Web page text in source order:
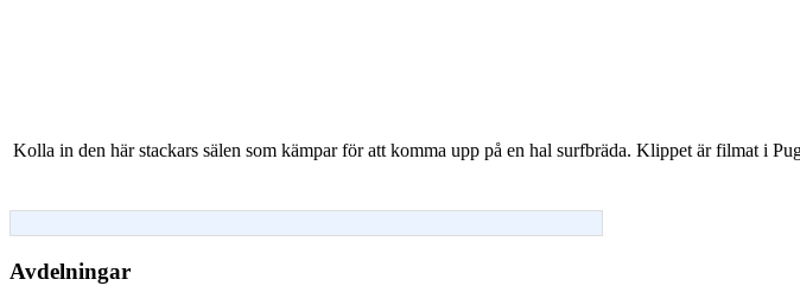
Kolla in den här stackars sälen som kämpar för att komma upp på en hal surfbräda. Klippet är filmat i
Avdelningar